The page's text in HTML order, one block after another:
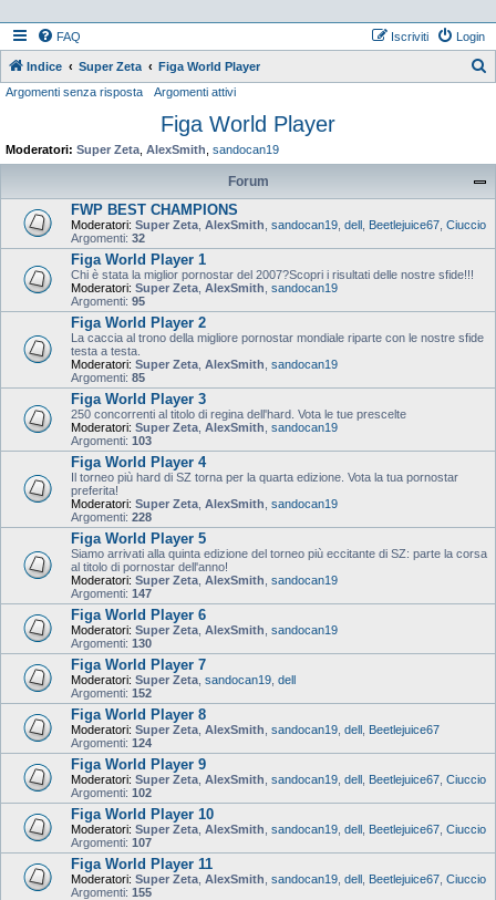
FAQ Login
Iscriviti
Indice Super Zeta Figa World Player
Argomenti senza risposta Argomenti attivi
Figa World Player
Moderatori: Super Zeta AlexSmith sandocan19
Forum
FWP BEST CHAMPIONS
Moderatori: Super Zeta AlexSmith sandocan19 dell Beetlejuice67 Ciuccio
Argomenti: 32
Figa World Player 1
Chi è stata la miglior pornostar del 2007?Scopri i risultati delle nostre sfide!!!
Moderatori: Super Zeta AlexSmith sandocan19
Argomenti: 95
Figa World Player 2
La caccia al trono della migliore pornostar mondiale riparte con le nostre sfide
testa a testa.
Moderatori: Super Zeta AlexSmith sandocan19
Argomenti: 85
Figa World Player 3
250 concorrenti al titolo di regina dell'hard. Vota le tue prescelte
Moderatori: Super Zeta AlexSmith sandocan19
Argomenti: 103
Figa World Player 4
Il torneo più hard di SZ torna per la quarta edizione. Vota la tua pornostar
preferita!
Moderatori: Super Zeta AlexSmith sandocan19
Argomenti: 228
Figa World Player 5
Siamo arrivati alla quinta edizione del torneo più eccitante di SZ: parte la corsa
al titolo di pornostar dell'anno!
Moderatori: Super Zeta AlexSmith sandocan19
Argomenti: 147
Figa World Player 6
Moderatori: Super Zeta AlexSmith sandocan19
Argomenti: 130
Figa World Player 7
Moderatori: Super Zeta sandocan19 dell
Argomenti: 152
Figa World Player 8
Moderatori: Super Zeta AlexSmith sandocan19 dell Beetlejuice67
Argomenti: 124
Figa World Player 9
Moderatori: Super Zeta AlexSmith sandocan19 dell Beetlejuice67 Ciuccio
Argomenti: 102
Figa World Player 10
Moderatori: Super Zeta AlexSmith sandocan19 dell Beetlejuice67 Ciuccio
Argomenti: 107
Figa World Player 11
Moderatori: Super Zeta AlexSmith sandocan19 dell Beetlejuice67 Ciuccio
Argomenti: 155